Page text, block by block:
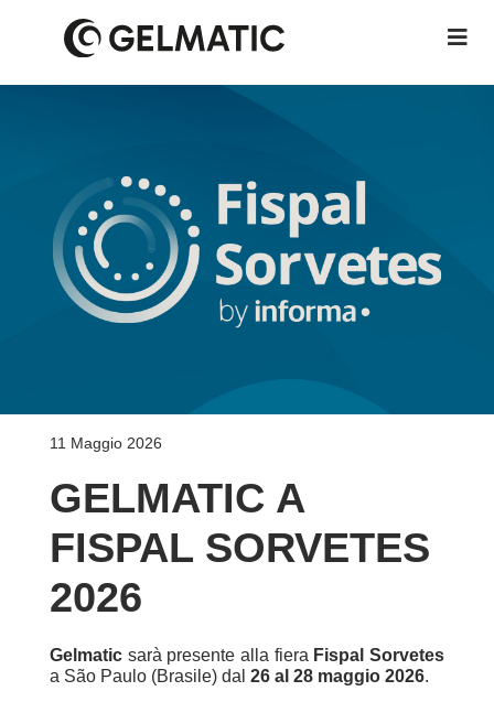
11 Maggio 2026
GELMATIC A
FISPAL SORVETES
2026
Gelmatic sarà presente alla fiera Fispal Sorvetes
a São Paulo (Brasile) dal 26 al 28 maggio 2026.